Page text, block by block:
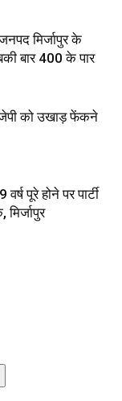
मिर्जापुर के
बार 400 के पार
को उखाड़ फेंकने
पूरे होने पर पार्टी